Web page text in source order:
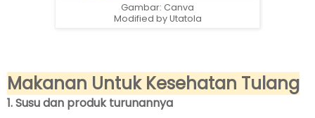
Gambar: Canva
Modified by Utatola
Makanan Untuk Kesehatan Tulang
1. Susu dan produk turunannya